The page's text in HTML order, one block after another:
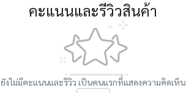
คะแนนและรีวิวสินค้า
ยังไม่มีคะแนนและรีวิว เป็นคนแรกที่แสดงความคิดเห็น